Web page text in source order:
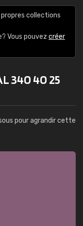
collections
Vous pouvez créer
340 40 25
pour agrandir cette